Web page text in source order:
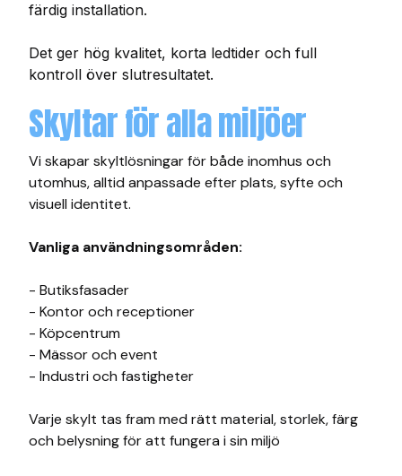
färdig installation.
Det ger hög kvalitet, korta ledtider och full
kontroll över slutresultatet.
Skyltar för alla miljöer
Vi skapar skyltlösningar för både inomhus och
utomhus, alltid anpassade efter plats, syfte och
visuell identitet.
Vanliga användningsområden:
- Butiksfasader
- Kontor och receptioner
- Köpcentrum
- Mässor och event
- Industri och fastigheter
Varje skylt tas fram med rätt material, storlek, färg
och belysning för att fungera i sin miljö